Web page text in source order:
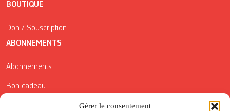
Gérer le consentement
BOUTIQUE
Don / Souscription
ABONNEMENTS
Abonnements
Bon cadeau
Conditions générales de vente